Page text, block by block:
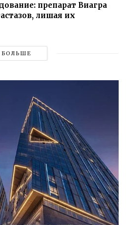
препарат Виагра
лишая их
БОЛЬШЕ